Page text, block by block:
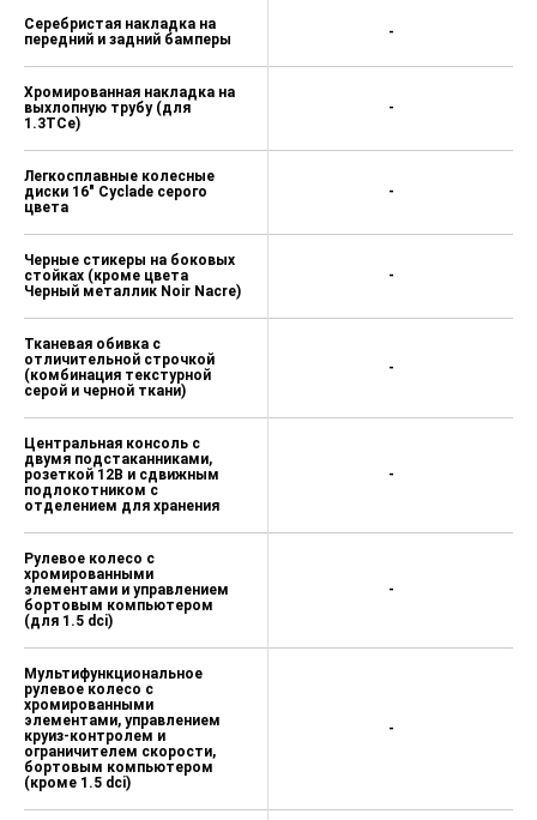
Серебристая накладка на
передний и задний бамперы
Хромированная накладка на
выхлопную трубу (для
1.3TCe)
Легкосплавные колесные
диски 16" Cyclade серого
цвета
Черные стикеры на боковых
стойках (кроме цвета
Черный металлик Noir Nacre)
Тканевая обивка с
отличительной строчкой
(комбинация текстурной
серой и черной ткани)
Центральная консоль с
двумя подстаканниками,
розеткой 12В и сдвижным
подлокотником с
отделением для хранения
Рулевое колесо с
хромированными
элементами и управлением
бортовым компьютером
(для 1.5 dci)
Мультифункциональное
рулевое колесо с
хромированными
элементами, управлением
круиз-контролем и
ограничителем скорости,
бортовым компьютером
(кроме 1.5 dci)
-
-
-
-
-
-
-
-